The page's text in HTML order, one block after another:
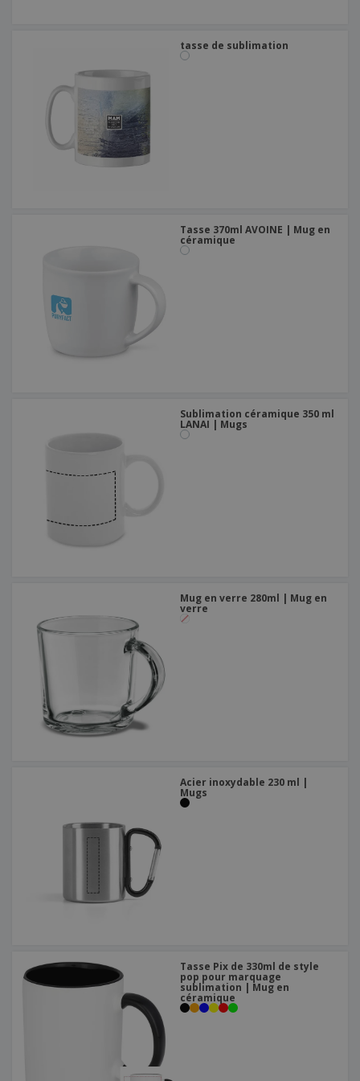
tasse de sublimation
Tasse 370ml AVOINE | Mug en
céramique
Sublimation céramique 350 ml
LANAI | Mugs
Mug en verre 280ml | Mug en
verre
Acier inoxydable 230 ml |
Mugs
Tasse Pix de 330ml de style
pop pour marquage
sublimation | Mug en
céramique